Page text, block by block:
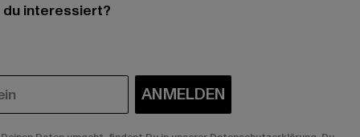
interessiert?
ANMELDEN